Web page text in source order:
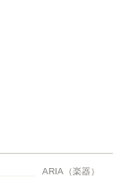
ARIA（楽器）